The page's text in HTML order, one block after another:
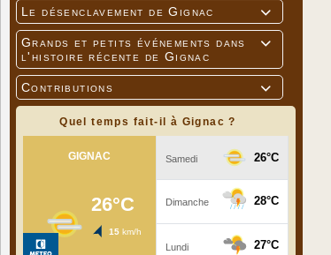

Le désenclavement de Gignac

Grands et petits événements dans
l'histoire récente de Gignac

Contributions
Quel temps fait-il à Gignac ?